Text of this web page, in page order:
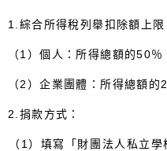
合所得稅列舉扣除額上限
）個人：所得總額的50％
）企業團體：所得總額的
款方式：
）填寫「財團法人私立學校